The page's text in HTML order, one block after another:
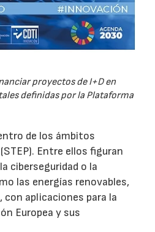
proyectos de I+D en
definidas por la Plataforma
de los ámbitos
Entre ellos figuran
ciberseguridad o la
las energías renovables,
aplicaciones para la
Europea y sus